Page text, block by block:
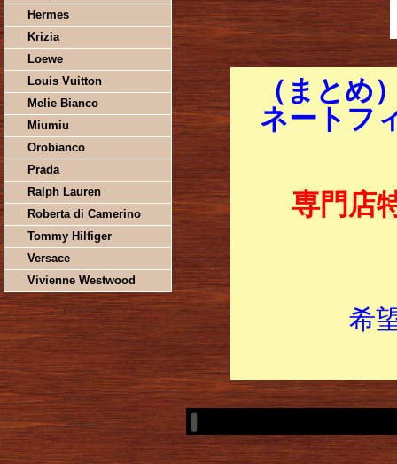
Hermes
Krizia
Loewe
Louis Vuitton
Melie Bianco
Miumiu
Orobianco
Prada
Ralph Lauren
Roberta di Camerino
Tommy Hilfiger
Versace
Vivienne Westwood
（まとめ
ネートフ
専門店
希